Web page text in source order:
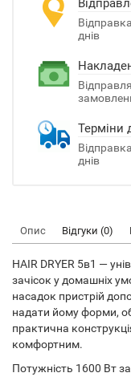
днів
Терміни
днів
Опис Відгуки (0)
HAIR DRYER 5в1 —
зачісок у домашніх
насадок пристрій
надати йому форми,
практична
комфортним.
Потужність 1600 Вт